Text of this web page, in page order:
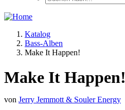
Katalog
Bass-Alben
Make It Happen!
Make It Happen!
von Jerry Jemmott & Souler Energy